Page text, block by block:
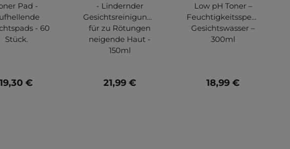
Pad -
- 60
Stück.
19,30 €
- Lindernder
Gesichtsreinigungsschaum
für zu Rötungen
neigende Haut -
150ml
21,99 €
Low pH Toner –
Feuchtigkeitsspendendes
Gesichtswasser –
300ml
18,99 €